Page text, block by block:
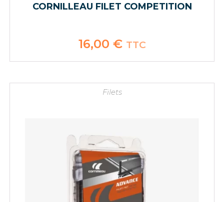
CORNILLEAU FILET COMPETITION
16,00 € TTC
Filets